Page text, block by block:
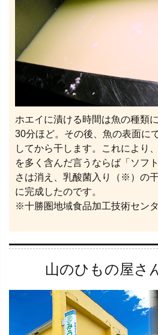
ホエイに漬ける時間は魚の種類
30分ほど。その後、魚の表面に
してから干します。これにより
を多く含んだ言うならば「ソフ
さは消え、乳酸菌入り（※）の
に完成したのです。
※十勝圏地域食品加工技術セン
山のひもの屋さ